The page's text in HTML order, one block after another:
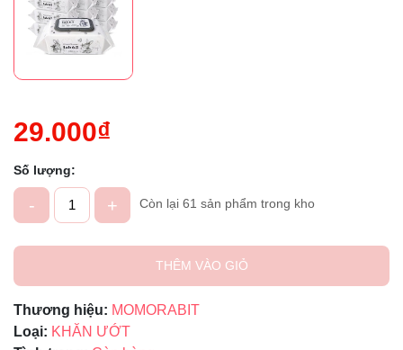
29.000₫
Số lượng:
- + Còn lại 61 sản phẩm trong kho
THÊM VÀO GIỎ
Thương hiệu: MOMORABIT
Loại: KHĂN ƯỚT